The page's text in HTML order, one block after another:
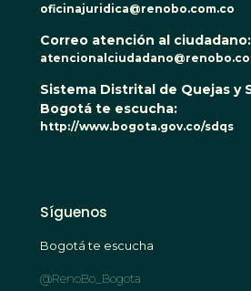
oficinajuridica@renobo.com.co
Correo atención al ciudadano:
Sistema Distrital de Quejas y
Bogotá te escucha:
http://www.bogota.gov.co/sdqs
Síguenos
Bogotá te escucha
@RenoBo_Bogota